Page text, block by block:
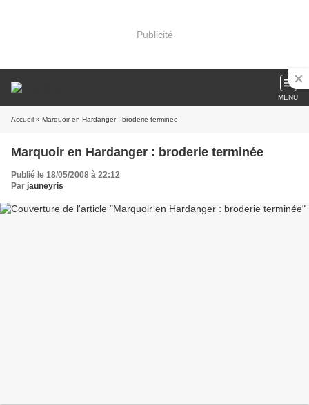
Publicité
MENU
Accueil » Marquoir en Hardanger : broderie terminée
Marquoir en Hardanger : broderie terminée
Publié le 18/05/2008 à 22:12
Par jauneyris